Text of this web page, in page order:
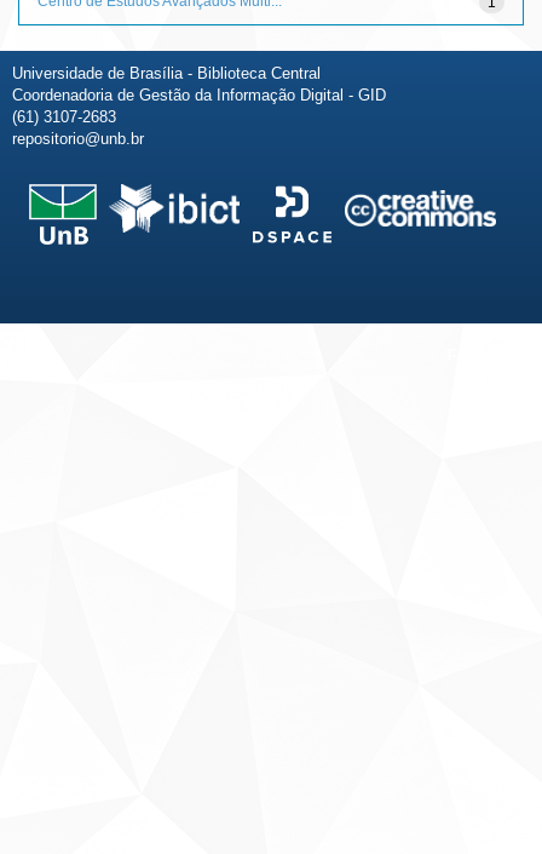
Universidade de Brasília - Biblioteca Central
Coordenadoria de Gestão da Informação Digital - GID
(61) 3107-2683
repositorio@unb.br